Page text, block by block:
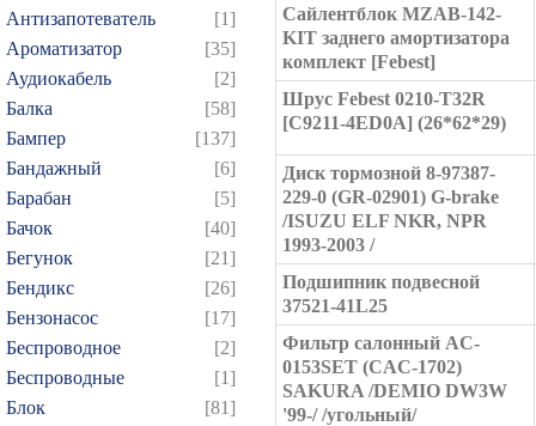
Антизапотеватель
[1]
Ароматизатор
[35]
Аудиокабель
[2]
Балка
[58]
Бампер
[137]
Бандажный
[6]
Барабан
[5]
Бачок
[40]
Бегунок
[21]
Бендикс
[26]
Бензонасос
[17]
Беспроводное
[2]
Беспроводные
[1]
Блок
[81]
Сайлентблок MZAB-142-
KIT заднего амортизатора
комплект [Febest]
Шрус Febest 0210-T32R
[C9211-4ED0A] (26*62*29)
Диск тормозной 8-97387-
229-0 (GR-02901) G-brake
/ISUZU ELF NKR, NPR
1993-2003 /
Подшипник подвесной
37521-41L25
Фильтр салонный AC-
0153SET (CAC-1702)
SAKURA /DEMIO DW3W
'99-/ /угольный/